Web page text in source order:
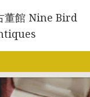
董館 Nine Bird